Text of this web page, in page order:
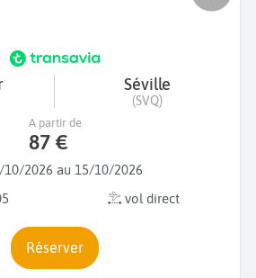
Séville
(SVQ)
10/2026 au 15/10/2026
vol direct
A partir de
87 €
Réserver